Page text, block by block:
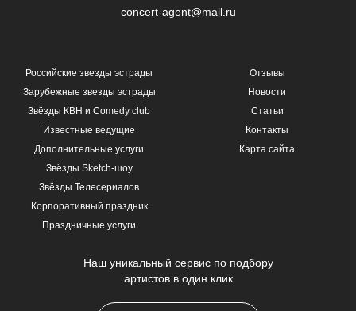
concert-agent@mail.ru
Российские звезды эстрады
Зарубежные звезды эстрады
Звёзды КВН и Comedy club
Известные ведущие
Дополнительные услуги
Звёзды Sketch-шоу
Звёзды Телесериалов
Корпоративный праздник
Праздничные услуги
Отзывы
Новости
Статьи
Контакты
Карта сайта
Наш уникальный сервис по подбору
артистов в один клик